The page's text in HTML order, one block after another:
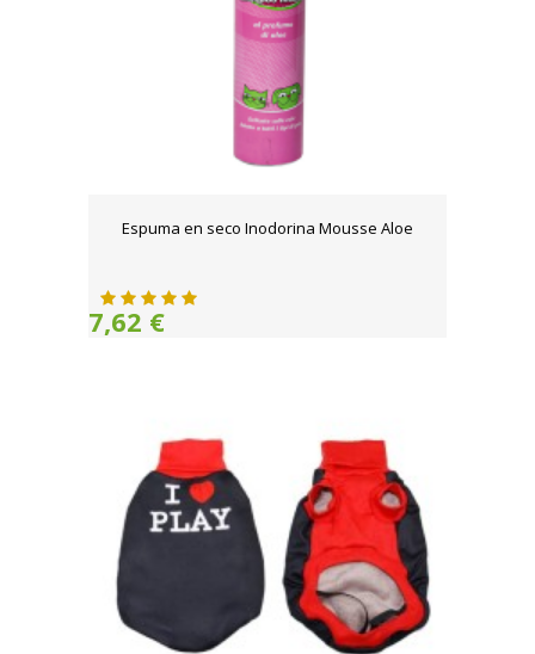
Espuma en seco Inodorina Mousse Aloe
7,62 €